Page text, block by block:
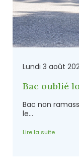
Lundi 3 août
Bac oublié
Bac non
le...
Lire la suite